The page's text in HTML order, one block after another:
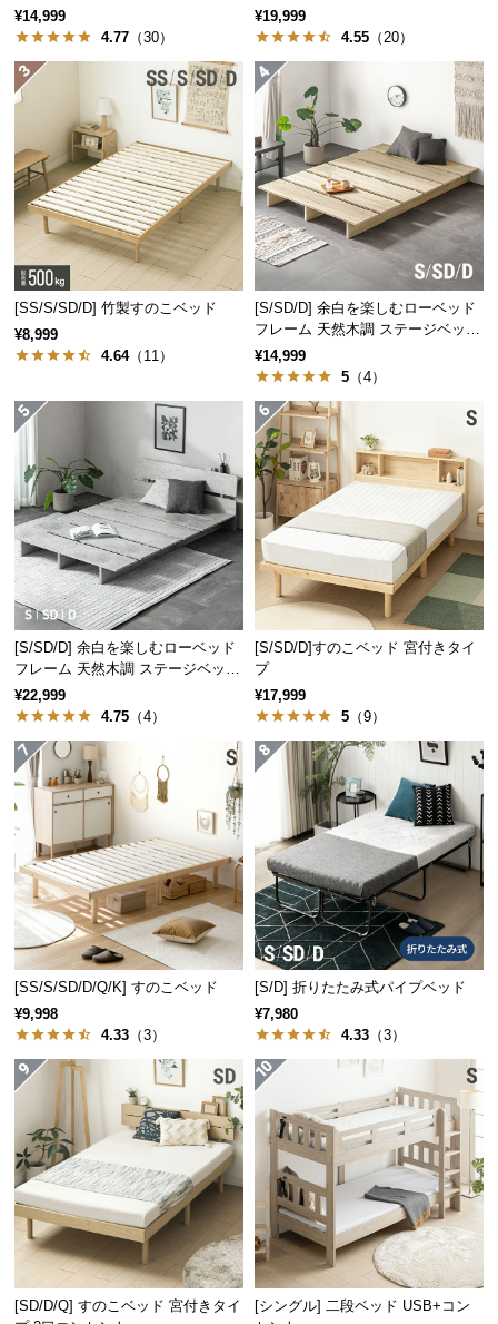
サ
ー
ビ
い
て
搬
入
経
に
い
返
品・
キ
ャ
ン
セ
ル
に
い
保
証
つ
い
て
員
規
約
に
い
て
サ
高さ 約45㎝
一般的なベッドとの比較
一般的なベッド 当商品
△ 圧迫感がある
空間が狭く見えてしまう
〇 圧迫感がない
空間が広く見える
安定感のあるドロップマット構造
フレーム内部にマットレスを落とし込む構造なの
で、マットレスがズレにくく安定感のある寝心地で
フレームの内寸
横幅 奥行き
約141㎝ 約196㎝
厚手のマットレスもすっぽり収まる
フレーム内側の高さは約8.8㎝ 。分厚いマットレスを
敷いてもすっぽりとキレイに収まります。
¥14,999
4.77 （30）
可能
¥19,999
4.55 （20）
[SS/S/SD/D] 竹製すのこベッド
¥8,999
4.64（11）
[S/SD/D] 余白を楽しむローベッド
フレーム 天然木調 ステージベッド
ロボット掃除機対応
¥14,999
5 （4）
[S/SD/D] 余白を楽しむローベッド
フレーム 天然木調 ステージベッド
2口コンセントタイプ
¥22,999
4.75 （4）
[S/SD/D]すのこベッド 宮付きタイ
プ
¥17,999
5 （9）
[SS/S/SD/D/Q/K] すのこベッド
¥9,998
4.33 （3）
[S/D] 折りたたみ式パイプベッド
¥7,980
4.33 （3）
[SD/D/Q] すのこベッド 宮付きタイ
[シングル] 二段ベッド USB+コン